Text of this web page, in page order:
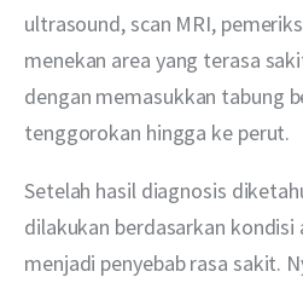
ultrasound, scan MRI,
menekan area yang terasa
dengan memasukkan tabung
tenggorokan hingga ke perut.
Setelah hasil diagnosis
dilakukan berdasarkan kondisi
menjadi penyebab rasa sakit.